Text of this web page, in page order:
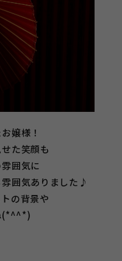
嬢様！
た笑顔も
囲気に
囲気ありました♪
の背景や
(*^^*)